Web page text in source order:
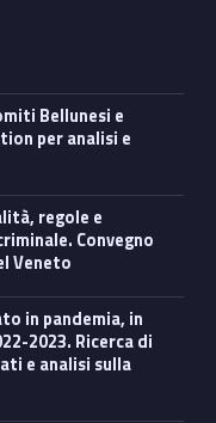
per analisi e
Convegno
Veneto
2023. Ricerca di
e analisi sulla